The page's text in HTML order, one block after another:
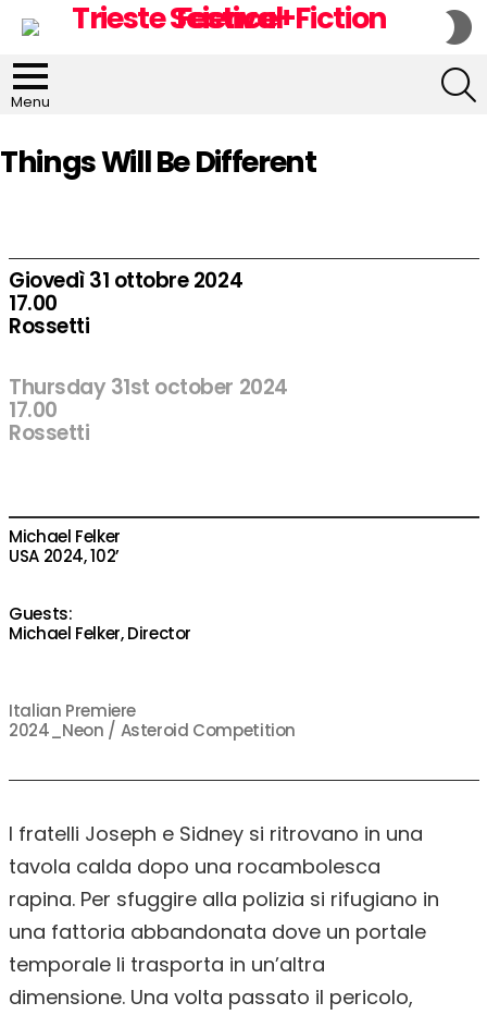
Menu
Things Will Be Different
Giovedì 31 ottobre 2024
17.00
Rossetti
Thursday 31st october 2024
17.00
Rossetti
Michael Felker
USA 2024, 102’
Guests:
Michael Felker, Director
Italian Premiere
2024_Neon / Asteroid Competition
I fratelli Joseph e Sidney si ritrovano in una
tavola calda dopo una rocambolesca
rapina. Per sfuggire alla polizia si rifugiano in
una fattoria abbandonata dove un portale
temporale li trasporta in un’altra
dimensione. Una volta passato il pericolo,